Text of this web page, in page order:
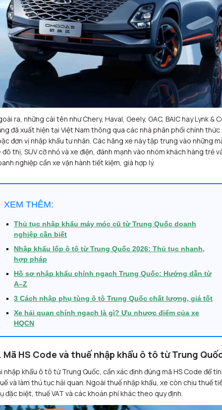
ra, những cái tên như Chery, Haval, Geely, GAC, BAIC hay Lynk &
đã xuất hiện tại Việt Nam thông qua các nhà phân phối chính thức
đơn vị nhập khẩu tư nhân. Các hãng xe này tập trung vào những
đô thị, SUV cỡ nhỏ và xe điện, đánh mạnh vào nhóm khách hàng trẻ
nghiệp cần xe vận hành tiết kiệm, giá hợp lý.
XEM THÊM:
Thủ tục nhập khẩu máy móc cũ từ Trung Quốc doanh
nghiệp cần biết
Nhập khẩu lốp ô tô từ Trung Quốc 2026: Thủ tục nhanh,
hợp pháp
Hồ sơ nhập khẩu chính ngạch Trung Quốc: Hướng dẫn từ
A–Z
3 Cách nhập phụ tùng ô tô Trung Quốc chất lượng, giá tốt
Xe hải quan chính ngạch là gì? Ưu nhược điểm của xe
HQCN
Mã HS Code và thuế nhập khẩu ô tô từ Trung
nhập khẩu ô tô từ Trung Quốc, cần xác định đúng mã HS Code để
và làm thủ tục hải quan. Ngoài thuế nhập khẩu, xe còn chịu thuế
đặc biệt, thuế VAT và các khoản phí khác theo quy định.